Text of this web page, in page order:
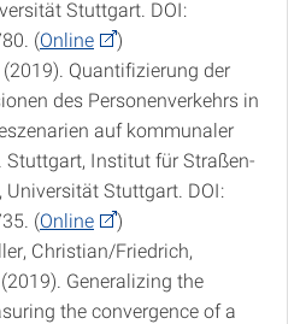
Stuttgart. DOI:
(Online
)
Quantifizierung der
des Personenverkehrs in
auf kommunaler
Stuttgart, Institut für Straßen-
Universität Stuttgart. DOI:
(Online
)
Christian/Friedrich,
Generalizing the
the convergence of a